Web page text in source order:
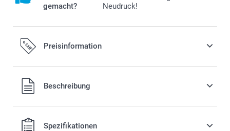
gemacht?
Neudruck!
Preisinformation
Alle Preise verstehen sich in Schweizer Franken (CHF) inkl.
MwSt. und zzgl. Versandkosten.
Beschreibung
Spezifikationen